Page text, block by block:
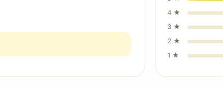
4 ★
3 ★
2 ★
1 ★